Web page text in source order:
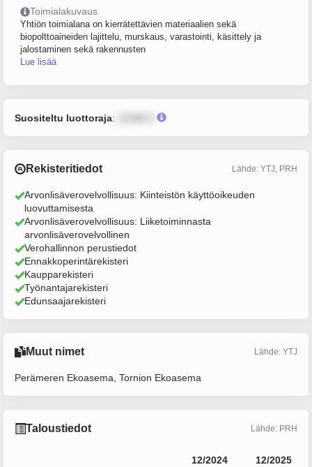
Toimialakuvaus
Yhtiön toimialana on kierrätettävien materiaalien sekä
biopolttoaineiden lajittelu, murskaus, varastointi, käsittely ja
jalostaminen sekä rakennusten
Lue lisää
Suositeltu luottoraja:
Rekisteritiedot Lähde: YTJ, PRH
Arvonlisäverovelvollisuus: Kiinteistön käyttöoikeuden
luovuttamisesta
Arvonlisäverovelvollisuus: Liiketoiminnasta
arvonlisäverovelvollinen
Verohallinnon perustiedot
Ennakkoperintärekisteri
Kaupparekisteri
Työnantajarekisteri
Edunsaajarekisteri
Muut nimet Lähde: YTJ
Perämeren Ekoasema, Tornion Ekoasema
Taloustiedot Lähde: PRH
12/2024 12/2025